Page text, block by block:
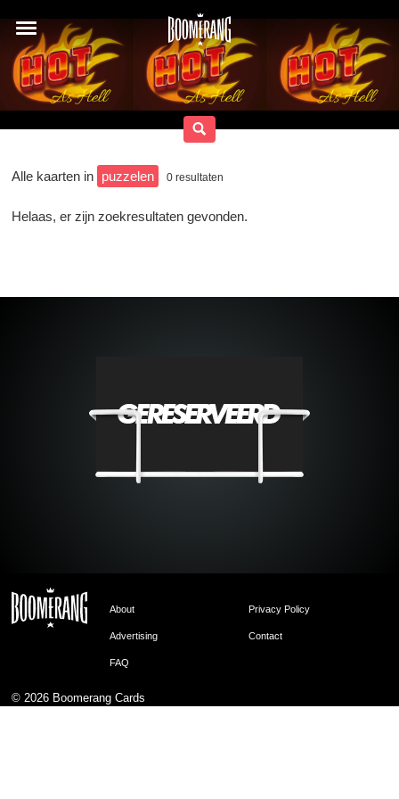
Alle kaarten in puzzelen 0 resultaten
Helaas, er zijn zoekresultaten gevonden.
About Privacy Policy
Advertising Contact
FAQ
© 2026 Boomerang Cards